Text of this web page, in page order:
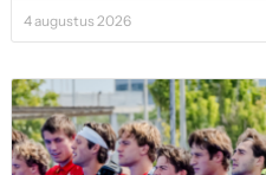
4 augustus 2026